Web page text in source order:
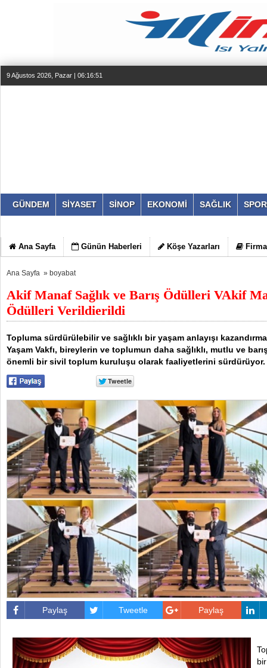
9 Ağustos 2026, Pazar | 06:16:52
GÜNDEM SİYASET SİNOP EKONOMİ SAĞLIK SPOR
Ana Sayfa Günün Haberleri Köşe Yazarları
Ana Sayfa » boyabat
Akif Manaf Sağlık ve Barış Ödülleri VAkif
Ödülleri Verildierildi
Topluma sürdürülebilir ve sağlıklı bir yaşam anlayışı
Yaşam Vakfı, bireylerin ve toplumun daha sağlıklı, mutlu ve
önemli bir sivil toplum kuruluşu olarak faaliyetlerini sürdürüyor.
Paylaş Tweetle Paylaş